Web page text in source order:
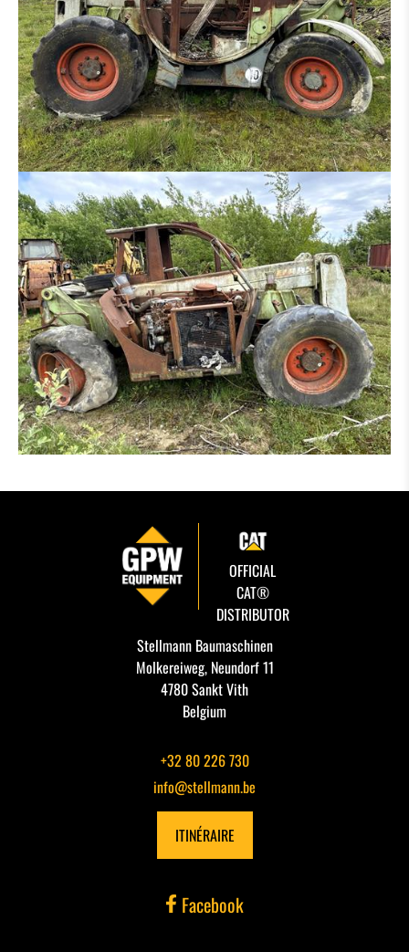
OFFICIAL
CAT®
DISTRIBUTOR
Stellmann Baumaschinen
Molkereiweg, Neundorf 11
4780 Sankt Vith
Belgium
+32 80 226 730
info@stellmann.be
ITINÉRAIRE
Facebook